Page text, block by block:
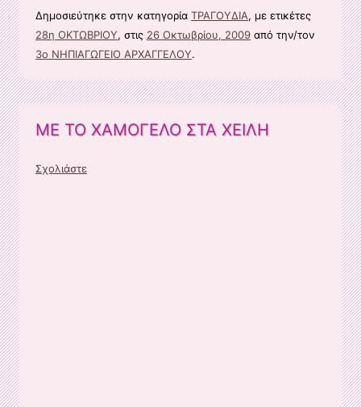
Δημοσιεύτηκε στην κατηγορία ΤΡΑΓΟΥΔΙΑ, με ετικέτες
28η ΟΚΤΩΒΡΙΟΥ, στις 26 Οκτωβρίου, 2009 από την/τον
3ο ΝΗΠΙΑΓΩΓΕΙΟ ΑΡΧΑΓΓΕΛΟΥ.
ΜΕ ΤΟ ΧΑΜΟΓΕΛΟ ΣΤΑ ΧΕΙΛΗ
Σχολιάστε